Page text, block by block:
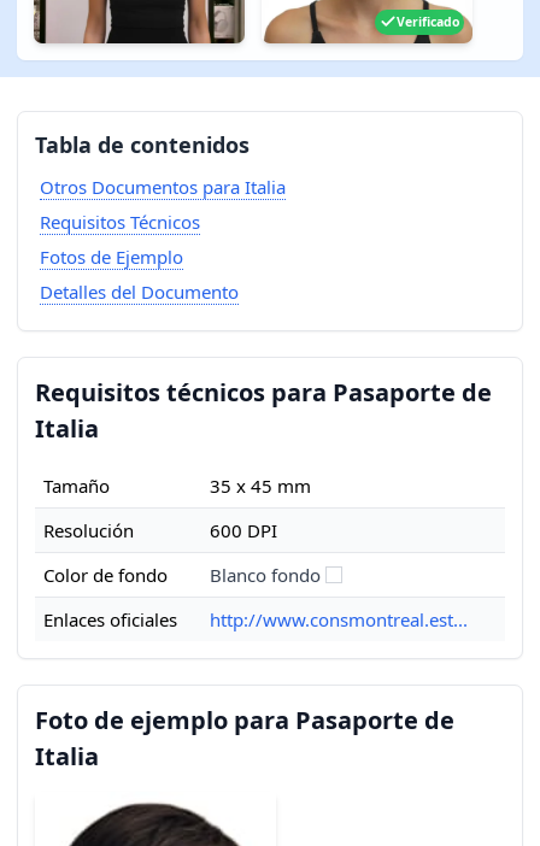
Verificado
Tabla de contenidos
Otros Documentos para Italia
Requisitos Técnicos
Fotos de Ejemplo
Detalles del Documento
Requisitos técnicos para Pasaporte de
Italia
Tamaño
35 x 45 mm
Resolución
600 DPI
Color de fondo
Blanco fondo
Enlaces oficiales
http://www.consmontreal.est...
Foto de ejemplo para Pasaporte de
Italia